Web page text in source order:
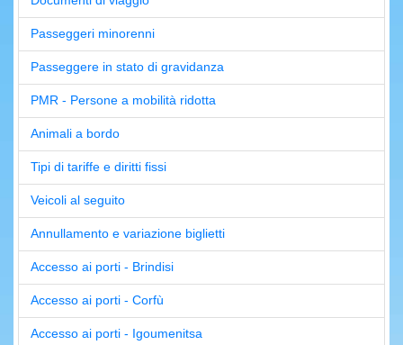
Passeggeri minorenni
Passeggere in stato di gravidanza
PMR - Persone a mobilità ridotta
Animali a bordo
Tipi di tariffe e diritti fissi
Veicoli al seguito
Annullamento e variazione biglietti
Accesso ai porti - Brindisi
Accesso ai porti - Corfù
Accesso ai porti - Igoumenitsa